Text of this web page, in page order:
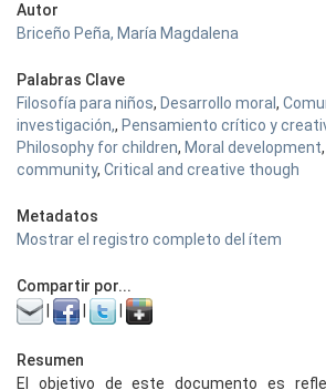
Autor
Briceño Peña, María Magdalena
Palabras Clave
Filosofía para niños, Desarrollo moral ,
investigación,, Pensamiento crítico y
Philosophy for children, Moral development,
community, Critical and creative though
Metadatos
Mostrar el registro completo del ítem
Compartir por...
Resumen
El objetivo de este documento es